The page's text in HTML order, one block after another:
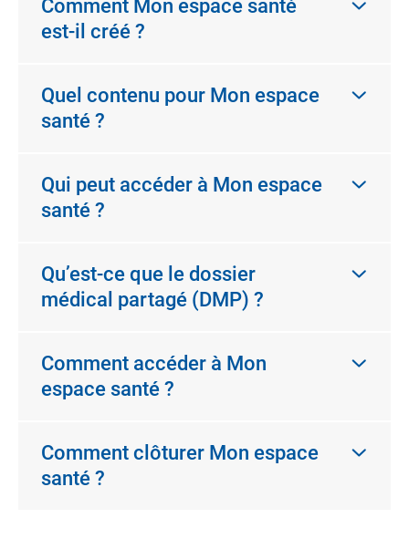
Comment Mon espace santé
est-il créé ?
Quel contenu pour Mon espace
santé ?
Qui peut accéder à Mon espace
santé ?
Qu’est-ce que le dossier
médical partagé (DMP) ?
Comment accéder à Mon
espace santé ?
Comment clôturer Mon espace
santé ?